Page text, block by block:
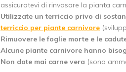
assicuratevi di rinvasare la pianta
Utilizzate un terriccio privo di
terriccio per piante carnivore
Rimuovere le foglie morte e le
Alcune piante carnivore hanno
Non date mai carne vera (sono